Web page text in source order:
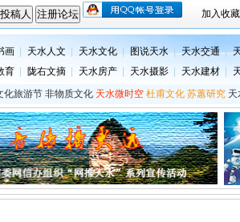
加入收藏
画 天水人文 天水文化 图说天水 | 天水交通 |
育 陇右文摘 天水房产 天水摄影 天水建材
化旅游节 非物质文化 天水微时空 杜甫文化 苏蕙研究 天